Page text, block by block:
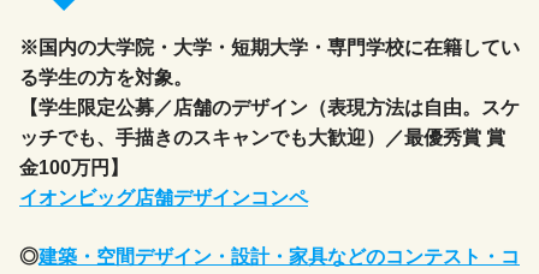
※国内の大学院・大学・短期大学・専門学校に在籍してい
る学生の方を対象。
【学生限定公募／店舗のデザイン（表現方法は自由。スケ
ッチでも、手描きのスキャンでも大歓迎）／最優秀賞 賞
金100万円】
イオンビッグ店舗デザインコンペ
◎建築・空間デザイン・設計・家具などのコンテスト・コ